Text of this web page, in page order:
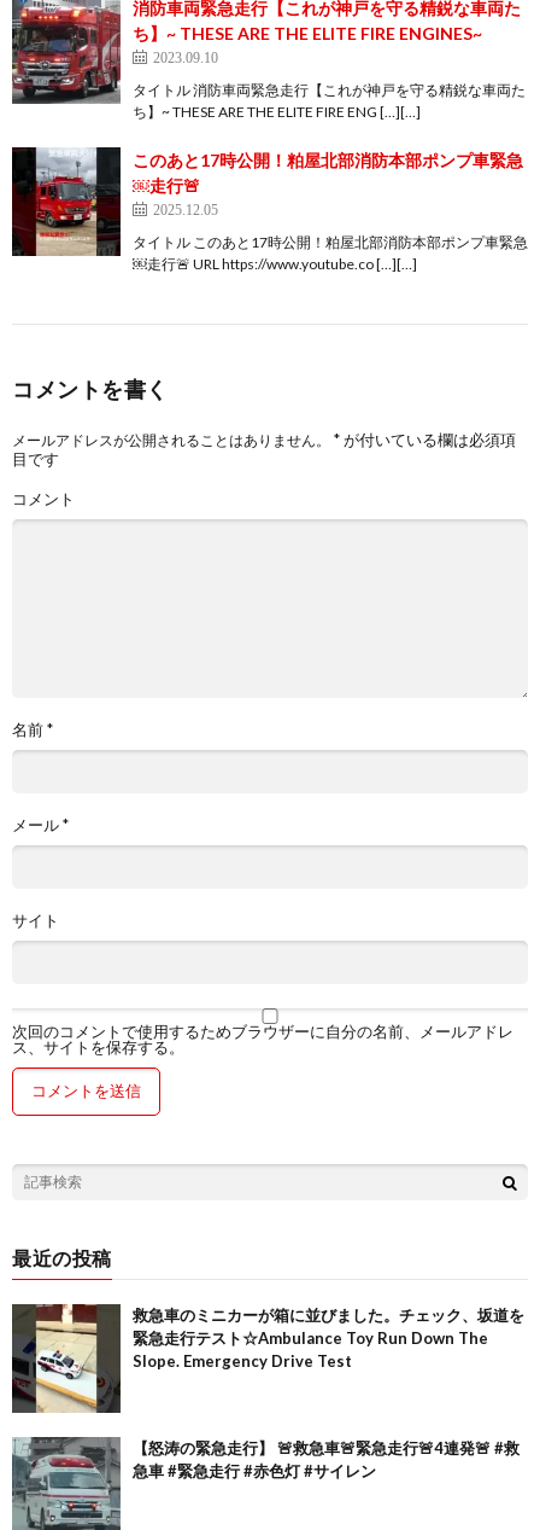
消防車両緊急走行【これが神戸を守る精鋭な車両た
ち】~ THESE ARE THE ELITE FIRE ENGINES~
2023.09.10
タイトル 消防車両緊急走行【これが神戸を守る精鋭な車両た
ち】~ THESE ARE THE ELITE FIRE ENG […][…]
このあと17時公開！粕屋北部消防本部ポンプ車緊急
￼走行🚨
2025.12.05
タイトル このあと17時公開！粕屋北部消防本部ポンプ車緊急
￼走行🚨 URL https://www.youtube.co […][…]
コメントを書く
メールアドレスが公開されることはありません。 *が付いている欄は必須項
目です
コメント
名前*
メール*
サイト
次回のコメントで使用するためブラウザーに自分の名前、メールアドレ
ス、サイトを保存する。
最近の投稿
救急車のミニカーが箱に並びました。チェック、坂道を
緊急走行テスト☆Ambulance Toy Run Down The
Slope. Emergency Drive Test
【怒涛の緊急走行】 🚨救急車🚨緊急走行🚨4連発🚨 #救
急車 #緊急走行 #赤色灯 #サイレン